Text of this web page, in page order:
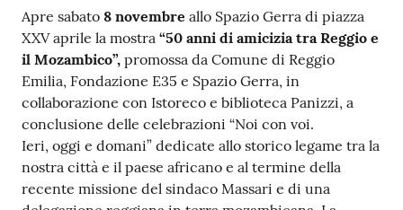
Contenuto
Apre sabato 8 novembre allo Spazio Gerra di piazza
XXV aprile la mostra “50 anni di amicizia tra Reggio e
il Mozambico”, promossa da Comune di Reggio
Emilia, Fondazione E35 e Spazio Gerra, in
collaborazione con Istoreco e biblioteca Panizzi, a
conclusione delle celebrazioni “Noi con voi.
Ieri, oggi e domani” dedicate allo storico legame tra la
nostra città e il paese africano e al termine della
recente missione del sindaco Massari e di una